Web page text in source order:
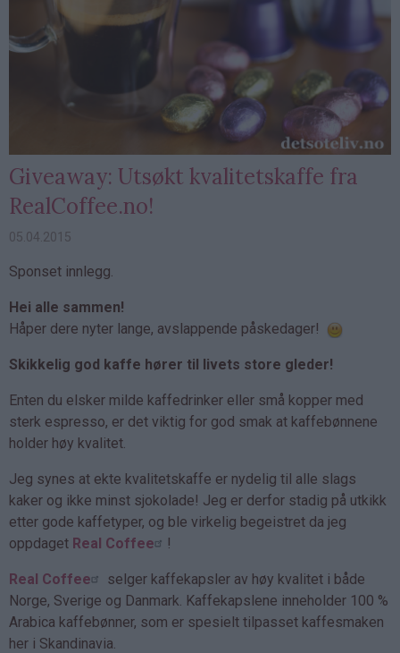
Giveaway: Utsøkt kvalitetskaffe fra
RealCoffee.no!
05.04.2015
Sponset innlegg.
Hei alle sammen!
Håper dere nyter lange, avslappende påskedager!
Skikkelig god kaffe hører til livets store gleder!
Enten du elsker milde kaffedrinker eller små kopper med
sterk espresso, er det viktig for god smak at kaffebønnene
holder høy kvalitet.
Jeg synes at ekte kvalitetskaffe er nydelig til alle slags
kaker og ikke minst sjokolade! Jeg er derfor stadig på utkikk
etter gode kaffetyper, og ble virkelig begeistret da jeg
oppdaget Real Coffee !
Real Coffee
selger kaffekapsler av høy kvalitet i både
Norge, Sverige og Danmark. Kaffekapslene inneholder 100 %
Arabica kaffebønner, som er spesielt tilpasset kaffesmaken
her i Skandinavia.